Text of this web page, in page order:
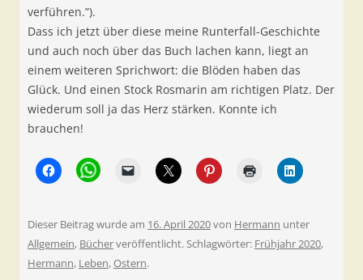
verführen.”).
Dass ich jetzt über diese meine Runterfall-Geschichte
und auch noch über das Buch lachen kann, liegt an
einem weiteren Sprichwort: die Blöden haben das
Glück. Und einen Stock Rosmarin am richtigen Platz. Der
wiederum soll ja das Herz stärken. Konnte ich
brauchen!
Dieser Beitrag wurde am 16. April 2020von Hermann unter
Allgemein, Bücherveröffentlicht. Schlagwörter: Frühjahr 2020,
Hermann, Leben,Ostern.